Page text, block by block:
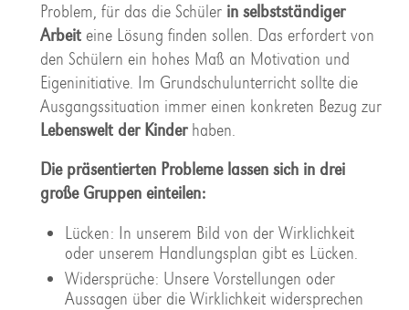
Problem, für das die Schüler in selbstständiger
Arbeit eine Lösung finden sollen. Das erfordert von
den Schülern ein hohes Maß an Motivation und
Eigeninitiative. Im Grundschulunterricht sollte die
Ausgangssituation immer einen konkreten Bezug zur
Lebenswelt der Kinderhaben.
Die präsentierten Probleme lassen sich in drei
große Gruppen einteilen:
Lücken: In unserem Bild von der Wirklichkeit
oder unserem Handlungsplan gibt es Lücken.
Widersprüche: Unsere Vorstellungen oder
Aussagen über die Wirklichkeit widersprechen